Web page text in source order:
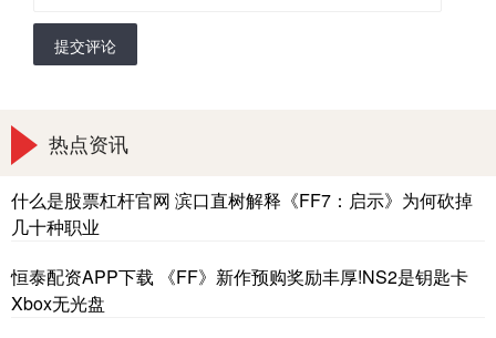
提交评论
热点资讯
什么是股票杠杆官网 滨口直树解释《FF7：启示》为何砍掉
几十种职业
恒泰配资APP下载 《FF》新作预购奖励丰厚!NS2是钥匙卡
Xbox无光盘